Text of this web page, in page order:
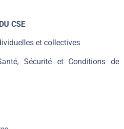
CSE
et collectives
Sécurité et Conditions de